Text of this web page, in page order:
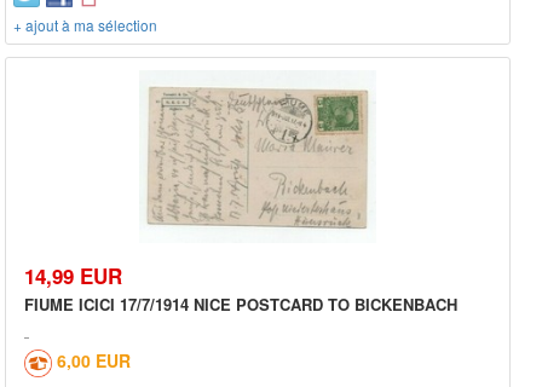
+ ajout à ma sélection
14,99 EUR
FIUME ICICI 17/7/1914 NICE POSTCARD TO BICKENBACH
6,00 EUR